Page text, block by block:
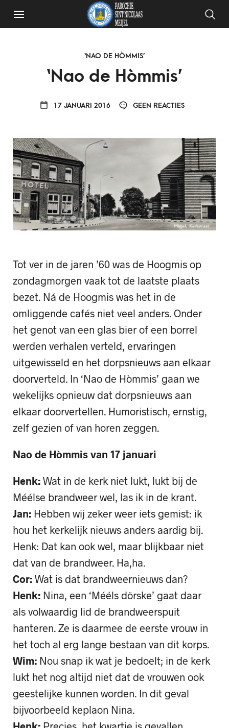
‘NAO DE HÒMMIS’
‘Nao de Hòmmis’
17 JANUARI 2016 GEEN REACTIES
Tot ver in de jaren ’60 was de Hoogmis op
zondagmorgen vaak tot de laatste plaats
bezet. Ná de Hoogmis was het in de
omliggende cafés niet veel anders. Onder
het genot van een glas bier of een borrel
werden verhalen verteld, ervaringen
uitgewisseld en het dorpsnieuws aan elkaar
doorverteld. In ‘Nao de Hòmmis’ gaan we
wekelijks opnieuw dat dorpsnieuws aan
elkaar doorvertellen. Humoristisch, ernstig,
zelf gezien of van horen zeggen.
Nao de Hòmmis van 17 januari
Henk: Wat in de kerk niet lukt, lukt bij de
Méélse brandweer wel, las ik in de krant.
Jan: Hebben wij zeker weer iets gemist: ik
hou het kerkelijk nieuws anders aardig bij.
Henk: Dat kan ook wel, maar blijkbaar niet
dat van de brandweer. Ha,ha.
Cor: Wat is dat brandweernieuws dan?
Henk: Nina, een ‘Mééls dörske’ gaat daar
als volwaardig lid de brandweerspuit
hanteren. Ze is daarmee de eerste vrouw in
het toch al erg lange bestaan van dit korps.
Wim: Nou snap ik wat je bedoelt; in de kerk
lukt het nog altijd niet dat de vrouwen ook
geestelijke kunnen worden. In dit geval
bijvoorbeeld keplaon Nina.